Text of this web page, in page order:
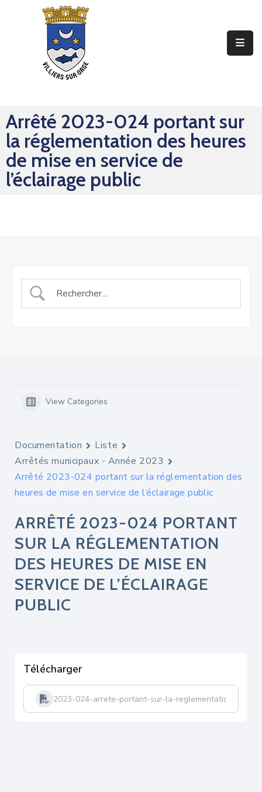
Mes
Sorties
Mes
Démarches
Arrêté 2023-024 portant sur
la réglementation des heures
de mise en service de
l’éclairage public
View Categories
Documentation
Liste
Arrêtés municipaux - Année 2023
Arrêté 2023-024 portant sur la réglementation des
heures de mise en service de l’éclairage public
ARRÊTÉ 2023-024 PORTANT
SUR LA RÉGLEMENTATION
DES HEURES DE MISE EN
SERVICE DE L’ÉCLAIRAGE
PUBLIC
Télécharger
2023-024-arrete-portant-sur-la-reglementation-des-